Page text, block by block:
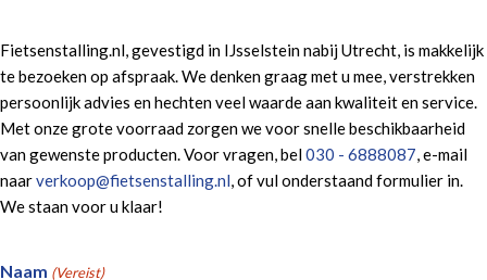
Fietsenstalling.nl, gevestigd in IJsselstein nabij Utrecht, is makkelijk
te bezoeken op afspraak. We denken graag met u mee, verstrekken
persoonlijk advies en hechten veel waarde aan kwaliteit en service.
Met onze grote voorraad zorgen we voor snelle beschikbaarheid
van gewenste producten. Voor vragen, bel030 - 6888087, e-mail
naarverkoop@fietsenstalling.nl, of vul onderstaand formulier in.
We staan voor u klaar!
Naam (Vereist)